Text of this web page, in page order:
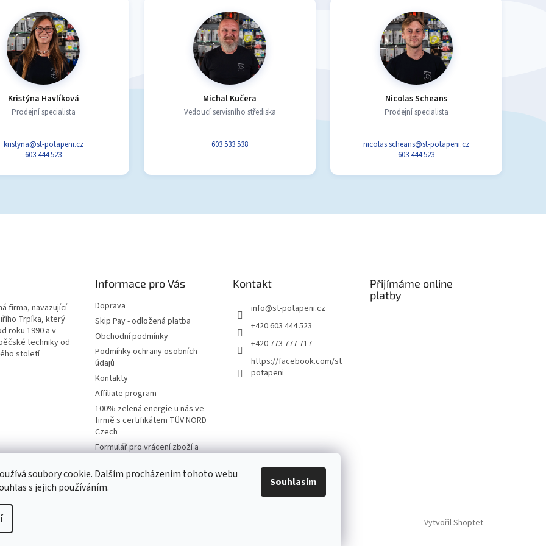
soubory cookie. Dalším procházením tohoto webu
s jejich používáním.
Souhlasím
Kristýna Havlíková
Prodejní specialista
kristyna@st-potapeni.cz
603 444 523
Michal Kučera
Vedoucí servisního střediska
603 533 538
Nicolas Scheans
Prodejní specialista
nicolas.scheans@st-potapeni.cz
603 444 523
firma, navazující
Trpíka, který
roku 1990 a v
techniky od
století
Informace pro Vás
Doprava
Skip Pay - odložená platba
Obchodní podmínky
Podmínky ochrany osobních
údajů
Kontakty
Affiliate program
100% zelená energie u nás ve
firmě s certifikátem TÜV NORD
Czech
Formulář pro vrácení zboží a
Moje objednávka
Kontakt
info@st-potapeni.cz
+420 603 444 523
+420 773 777 717
https://facebook.com/st
potapeni
Přijímáme online
platby
Vytvořil Shoptet